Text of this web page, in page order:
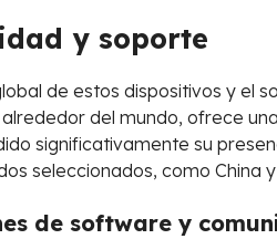
y soporte
de estos dispositivos y el
del mundo, ofrece
significativamente su
seleccionados, como China
de software y